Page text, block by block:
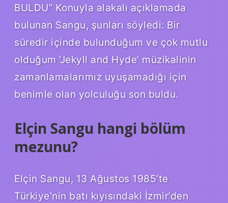
BULDU” Konuyla alakalı açıklamada
bulunan Sangu, şunları söyledi: Bir
süredir içinde bulunduğum ve çok mutlu
olduğum ‘Jekyll and Hyde’ müzikalinin
zamanlamalarımız uyuşamadığı için
benimle olan yolculuğu son buldu.
Elçin Sangu hangi bölüm
mezunu?
Elçin Sangu, 13 Ağustos 1985’te
Türkiye’nin batı kıyısındaki İzmir’den